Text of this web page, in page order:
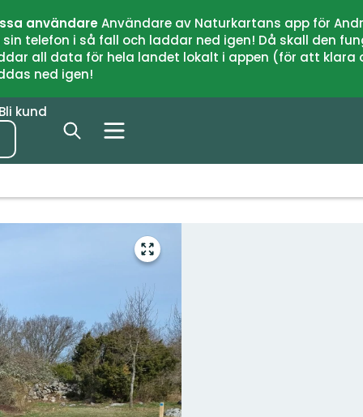
användareAnvändare av Naturkartans app för
telefon i så fall och laddar ned igen! Då skall den
all data för hela landet lokalt i appen (för att
ned igen!
Bli kund
Gå
till